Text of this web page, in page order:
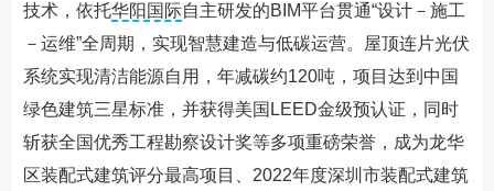
技术，依托华阳国际自主研发的BIM平台贯通“设计－施工
－运维”全周期，实现智慧建造与低碳运营。屋顶连片光伏
系统实现清洁能源自用，年减碳约120吨，项目达到中国
绿色建筑三星标准，并获得美国LEED金级预认证，同时
斩获全国优秀工程勘察设计奖等多项重磅荣誉，成为龙华
区装配式建筑评分最高项目、2022年度深圳市装配式建筑